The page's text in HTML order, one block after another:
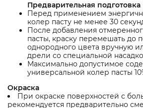
Предварительная подготовка
Перед применением
колер пасту не менее 30
После добавления
пасты, краску перемешать до
однородного цвета вручную
дрели со специальной
Максимально допустимое
универсальной колер пасты
Окраска
При окраске поверхностей с
рекомендуется предварительно